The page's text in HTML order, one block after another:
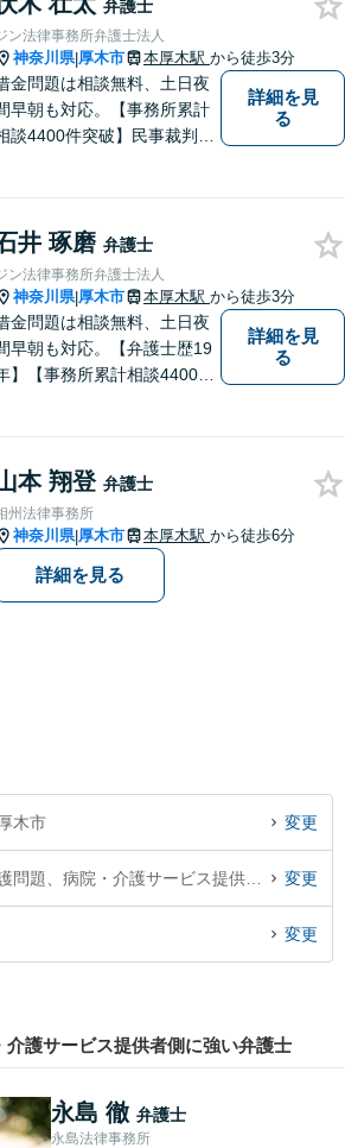
弁護士
ン法律事務所弁護士法人
神奈川県|厚木市 本厚木駅 から徒歩3分
金問題は相談無料、土日夜
早朝も対応。【事務所累計
談4400件突破】民事裁判／
詳細を見
る
井 琢磨 弁護士
ン法律事務所弁護士法人
神奈川県|厚木市 本厚木駅 から徒歩3分
金問題は相談無料、土日夜
早朝も対応。【弁護士歴19
】【事務所累計相談4400件
女問題
詳細を見
る
本 翔登 弁護士
州法律事務所
神奈川県|厚木市 本厚木駅 から徒歩6分
詳細を見る
木市 変更
変更
変更
介護サービス提供者側に強い弁護士
永島 徹 弁護士
永島法律事務所